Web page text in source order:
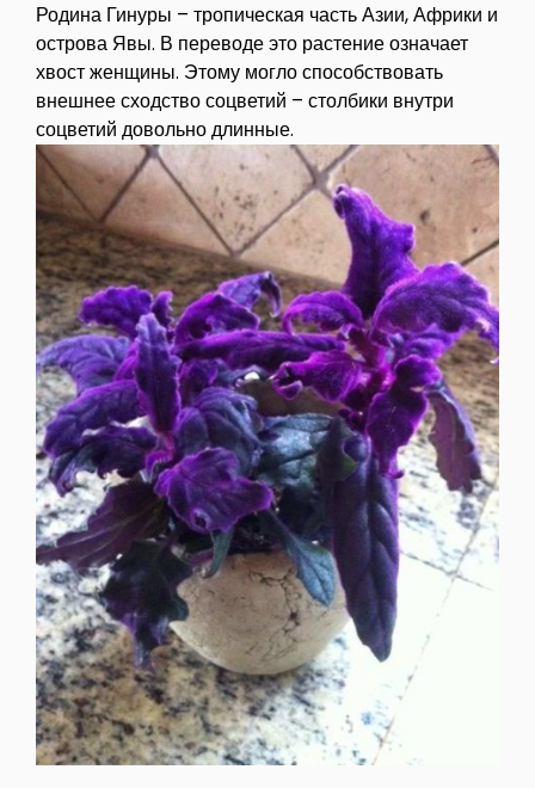
Родина Гинуры – тропическая часть Азии, Африки и
острова Явы. В переводе это растение означает
хвост женщины. Этому могло способствовать
внешнее сходство соцветий – столбики внутри
соцветий довольно длинные.